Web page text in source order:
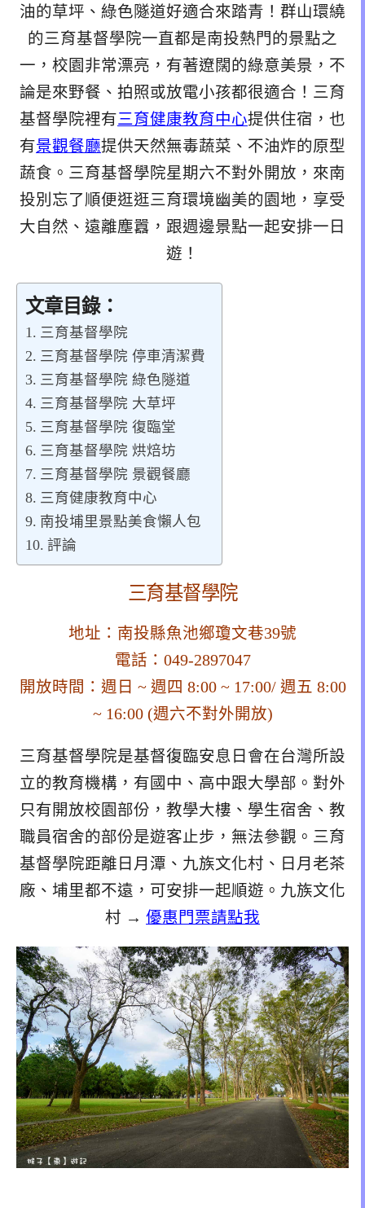
油的草坪、綠色隧道好適合來踏青！群山環繞
的三育基督學院一直都是南投熱門的景點之
一，校園非常漂亮，有著遼闊的綠意美景，不
論是來野餐、拍照或放電小孩都很適合！三育
基督學院裡有三育健康教育中心提供住宿，也
有景觀餐廳提供天然無毒蔬菜、不油炸的原型
蔬食。三育基督學院星期六不對外開放，來南
投別忘了順便逛逛三育環境幽美的園地，享受
大自然、遠離塵囂，跟週邊景點一起安排一日
遊！
文章目錄：
三育基督學院
三育基督學院 停車清潔費
三育基督學院 綠色隧道
三育基督學院 大草坪
三育基督學院 復臨堂
三育基督學院 烘焙坊
三育基督學院 景觀餐廳
三育健康教育中心
南投埔里景點美食懶人包
評論
三育基督學院
地址：南投縣魚池鄉瓊文巷39號
電話：049-2897047
開放時間：週日 ~ 週四 8:00 ~ 17:00/ 週五 8:00
~ 16:00 (週六不對外開放)
三育基督學院是基督復臨安息日會在台灣所設
立的教育機構，有國中、高中跟大學部。對外
只有開放校園部份，教學大樓、學生宿舍、教
職員宿舍的部份是遊客止步，無法參觀。三育
基督學院距離日月潭、九族文化村、日月老茶
廠、埔里都不遠，可安排一起順遊。九族文化
村 → 優惠門票請點我